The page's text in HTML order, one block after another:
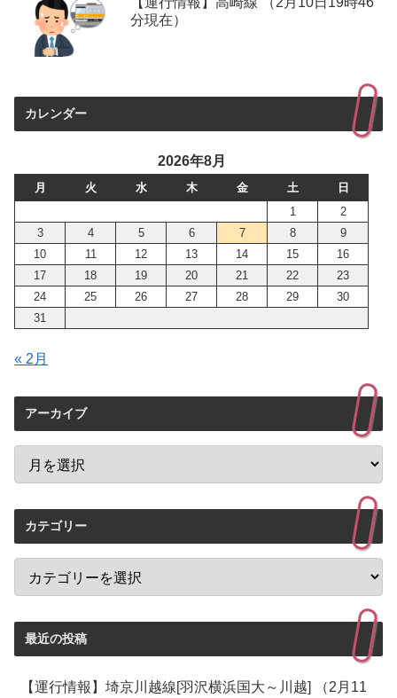
分現在）
カレンダー
2026年8月
月 火 水 木 金 土
日
1
2
3
4 5 6 7 8
9
10
11 12 13 14 15
16
17
18 19 20 21 22
23
24
25 26 27 28 29
30
31
« 2月
アーカイブ
カテゴリー
最近の投稿
【運行情報】埼京川越線[羽沢横浜国大～川越] （2月11